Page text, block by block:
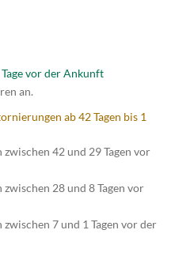
vor der Ankunft
an.
ab 42 Tagen bis 1
42 und 29 Tagen vor
28 und 8 Tagen vor
7 und 1 Tagen vor der